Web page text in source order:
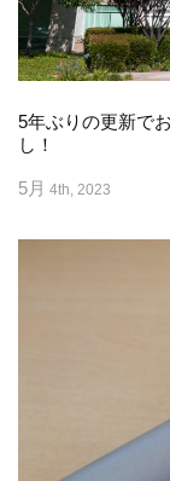
5年ぶりの更新で
し！
5月 4th, 2023